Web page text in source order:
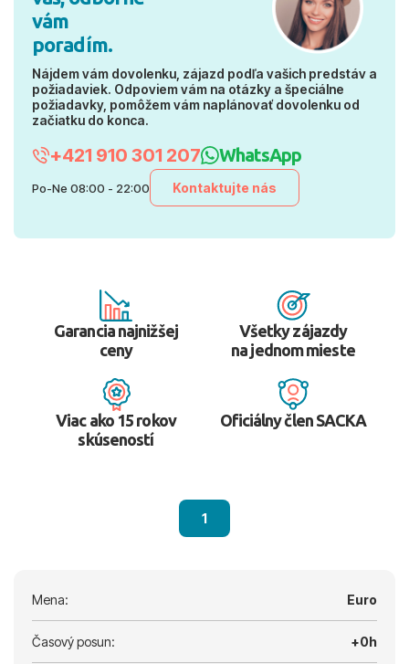
vám
poradím.
Nájdem vám dovolenku, zájazd podľa vašich predstáv a
požiadaviek. Odpoviem vám na otázky a špeciálne
požiadavky, pomôžem vám naplánovať dovolenku od
začiatku do konca.
+421 910 301 207 WhatsApp
Po-Ne 08:00 - 22:00 Kontaktujte nás
Garancia najnižšej
ceny
Všetky zájazdy
na jednom mieste
Viac ako 15 rokov
skúseností
Oficiálny člen SACKA
1
Mena: Euro
Časový posun: +0h